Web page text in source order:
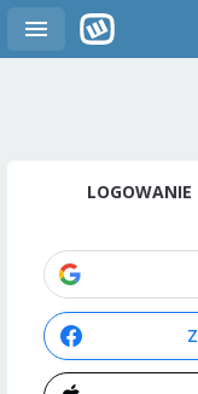
LOGOWANIE